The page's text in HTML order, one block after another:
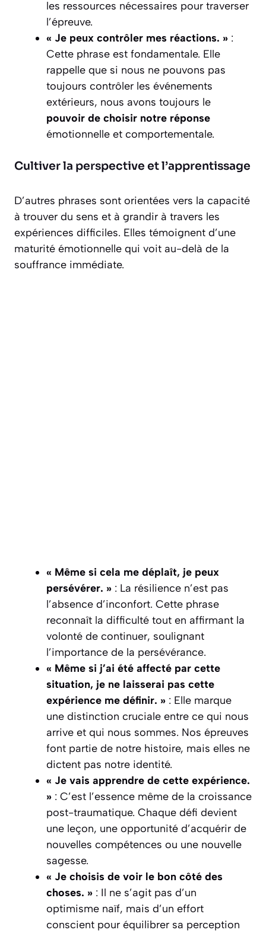
les ressources nécessaires pour traverser
l’épreuve.
« Je peux contrôler mes réactions. » :
Cette phrase est fondamentale. Elle
rappelle que si nous ne pouvons pas
toujours contrôler les événements
extérieurs, nous avons toujours le
pouvoir de choisir notre réponse
émotionnelle et comportementale.
Cultiver la perspective et l’apprentissage
D’autres phrases sont orientées vers la capacité
à trouver du sens et à grandir à travers les
expériences difficiles. Elles témoignent d’une
maturité émotionnelle qui voit au-delà de la
souffrance immédiate.
« Même si cela me déplaît, je peux
persévérer. » : La résilience n’est pas
l’absence d’inconfort. Cette phrase
reconnaît la difficulté tout en affirmant la
volonté de continuer, soulignant
l’importance de la persévérance.
« Même si j’ai été affecté par cette
situation, je ne laisserai pas cette
expérience me définir. » : Elle marque
une distinction cruciale entre ce qui nous
arrive et qui nous sommes. Nos épreuves
font partie de notre histoire, mais elles ne
dictent pas notre identité.
« Je vais apprendre de cette expérience.
» : C’est l’essence même de la croissance
post-traumatique. Chaque défi devient
une leçon, une opportunité d’acquérir de
nouvelles compétences ou une nouvelle
sagesse.
« Je choisis de voir le bon côté des
choses. » : Il ne s’agit pas d’un
optimisme naïf, mais d’un effort
conscient pour équilibrer sa perception